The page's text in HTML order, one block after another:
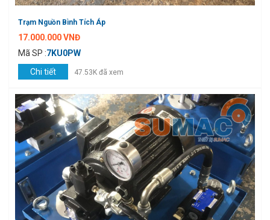
Trạm Nguồn Bình Tích Áp
17.000.000 VNĐ
Mã SP :7KU0PW
Chi tiết
47.53K đã xem